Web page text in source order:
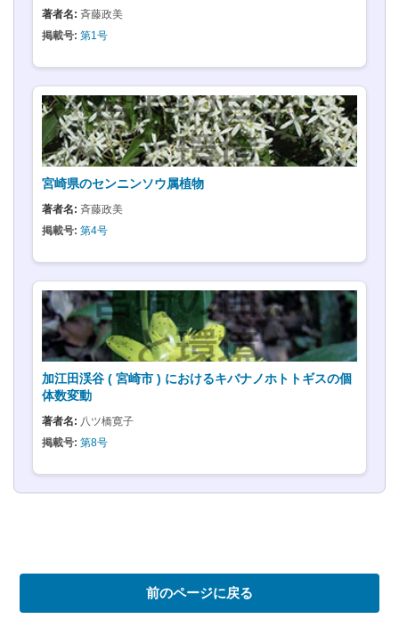
著者名: 斉藤政美
掲載号: 第1号
宮崎県のセンニンソウ属植物
著者名: 斉藤政美
掲載号: 第4号
加江田渓谷 ( 宮崎市 ) におけるキバナノホトトギスの個
体数変動
著者名: 八ツ橋寛子
掲載号: 第8号
前のページに戻る